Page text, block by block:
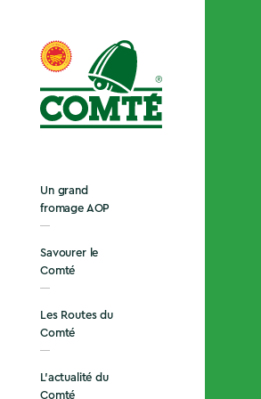
Un grand
fromage AOP
Savourer le
Comté
Les Routes du
Comté
L’actualité du
Comté